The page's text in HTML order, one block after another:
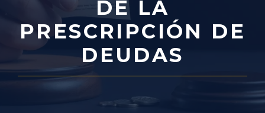
DE LA
PRESCRIPCIÓN DE
DEUDAS